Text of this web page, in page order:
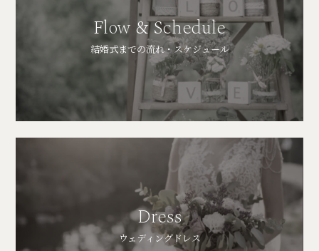
Flow & Schedule
結婚式までの流れ・スケジュール
Dress
ウェディングドレス